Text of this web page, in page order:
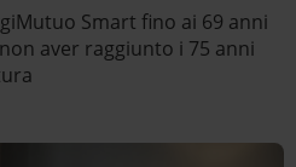
Smart fino ai 69 anni
aver raggiunto i 75 anni